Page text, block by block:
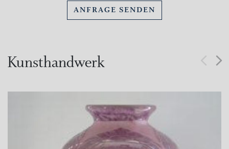
ANFRAGE SENDEN
Kunsthandwerk